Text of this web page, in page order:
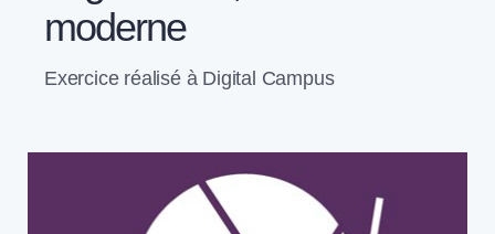
moderne
Exercice réalisé à Digital Campus